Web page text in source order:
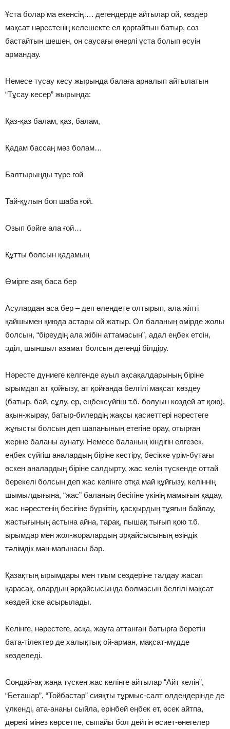
Ұста болар ма екенсiң…. дегендерде айтылар ой, көздер
мақсат нәрестенiң келешекте ел қорғайтын батыр, сөз
бастайтын шешен, он саусағы өнерлi ұста болып өсуiн
армандау.
Немесе тұсау кесу жырында балаға арналып айтылатын
“Тұсау кесер” жырында:
Қаз-қаз балам, қаз, балам,
Қадам бассаң мәз болам…
Балтырыңды түре ғой
Тай-құлын боп шаба ғой.
Озып бәйге ала ғой…
Құтты болсын қадамың
Өмiрге аяқ баса бер
Асулардан аса бер – деп өлеңдете олтырып, ала жiптi
қайшымен қиюда астары ой жатыр. Ол баланың өмiрде жолы
болсын, “бiреудiң ала жiбiн аттамасын”, адал еңбек етсiн,
әдiл, шыншыл азамат болсын дегендi бiлдiру.
Нәресте дүниеге келгенде ауыл ақсақалдарының бiрiне
ырымдап ат қойғызу, ат қойғанда белгiлi мақсат көздеу
(батыр, бай, сұлу, ер, еңбексүйгiш т.б. болуын көздей ат қою),
ақын-жырау, батыр-билердiң жақсы қасиеттерi нәрестеге
жұғысты болсын деп шапанының етегiне орау, отырған
жерiне баланы аунату. Немесе баланың кiндiгiн елгезек,
еңбек сүйгiш аналардың бiрiне кестiру, бесiкке үрiм-бұтағы
өскен аналардың бiрiне салдырту, жас келiн түскенде оттай
берекелi болсын деп жас келiнге отқа май құйғызу, келiннiң
шымылдығына, “жас” баланың бесiгiне үкiнiң мамығын қадау,
жас нәрестенiң бесiгiне бүркiтiң, қасқырдың тұяғын байлау,
жастығының астына айна, тарақ, пышақ тығып қою т.б.
ырымдар мен жол-жоралардың әрқайсысының өзiндiк
тәлiмдiк мән-мағынасы бар.
Қазақтың ырымдары мен тиым сөздерiне талдау жасап
қарасақ, олардың әрқайсысында болмасын белгiлi мақсат
көздей iске асырылады.
Келiнге, нәрестеге, асқа, жауға аттанған батырға беретiн
бата-тiлектер де халықтық ой-арман, мақсат-мүдде
көзделедi.
Сондай-ақ жаңа түскен жас келiнге айтылар “Айт келiн”,
“Беташар”, “Тойбастар” сияқты тұрмыс-салт өлдеңдерiнде де
үлкендi, ата-ананы сыйла, ерiнбей еңбек ет, өсек айтпа,
дөрекi мiнез көрсетпе, сыпайы бол дейтiн өсиет-өнегелер